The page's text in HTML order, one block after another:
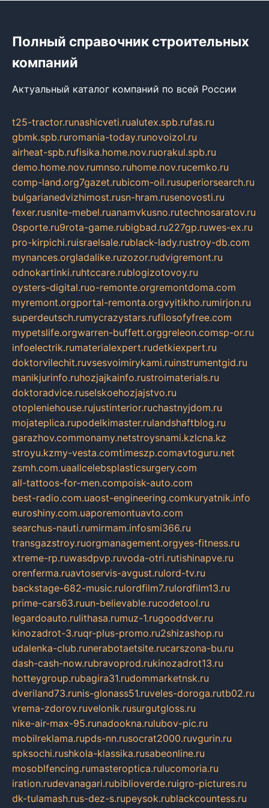
Полный справочник строительных
компаний
Актуальный каталог компаний по всей России
t25-tractor.runashicveti.rualutex.spb.rufas.ru
gbmk.spb.ruromania-today.runovoizol.ru
airheat-spb.rufisika.home.nov.ruorakul.spb.ru
demo.home.nov.rumnso.ruhome.nov.rucemko.ru
comp-land.org7gazet.rubicom-oil.rusuperiorsearch.ru
bulgarianedvizhimost.rusn-hram.rusenovosti.ru
fexer.rusnite-mebel.ruanamvkusno.rutechnosaratov.ru
0sporte.ru9rota-game.rubigbad.ru227gp.ruwes-ex.ru
pro-kirpichi.ruisraelsale.rublack-lady.rustroy-db.com
mynances.orgladalike.ruzozor.rudvigremont.ru
odnokartinki.ruhtccare.rublogizotovoy.ru
oysters-digital.ruo-remonte.orgremontdoma.com
myremont.orgportal-remonta.orgvyitikho.rumirjon.ru
superdeutsch.rumycrazystars.rufilosofyfree.com
mypetslife.orgwarren-buffett.orggreleon.comsp-or.ru
infoelectrik.rumaterialexpert.rudetkiexpert.ru
doktorvilechit.ruvsesvoimirykami.ruinstrumentgid.ru
manikjurinfo.ruhozjajkainfo.rustroimaterials.ru
doktoradvice.ruselskoehozjajstvo.ru
otopleniehouse.rujustinterior.ruchastnyjdom.ru
mojateplica.rupodelkimaster.rulandshaftblog.ru
garazhov.commonamy.netstroysnami.kzlcna.kz
stroyu.kzmy-vesta.comtimeszp.comavtoguru.net
zsmh.com.uaallcelebsplasticsurgery.com
all-tattoos-for-men.compoisk-auto.com
best-radio.com.uaost-engineering.comkuryatnik.info
euroshiny.com.uaporemontuavto.com
searchus-nauti.rumirmam.infosmi366.ru
transgazstroy.ruorgmanagement.orgyes-fitness.ru
xtreme-rp.ruwasdpvp.ruvoda-otri.rutishinapve.ru
orenferma.ruavtoservis-avgust.rulord-tv.ru
backstage-682-music.rulordfilm7.rulordfilm13.ru
prime-cars63.ruun-believable.rucodetool.ru
legardoauto.rulithasa.rumuz-1.rugooddver.ru
kinozadrot-3.ruqr-plus-promo.ru2shizashop.ru
udalenka-club.runerabotaetsite.rucarszona-bu.ru
dash-cash-now.rubravoprod.rukinozadrot13.ru
hotteygroup.rubagira31.rudommarketnsk.ru
dveriland73.runis-glonass51.ruveles-doroga.rutb02.ru
vrema-zdorov.ruvelonik.rusurgutgloss.ru
nike-air-max-95.runadookna.rulubov-pic.ru
mobilreklama.rupds-nn.rusocrat2000.ruvgurin.ru
spksochi.rushkola-klassika.rusabeonline.ru
mosoblfencing.rumasteroptica.rulucomoria.ru
iration.rudevanagari.rubiblioverde.ruigro-pictures.ru
dk-tulamash.rus-dez-s.rupeysok.rublackcountess.ru